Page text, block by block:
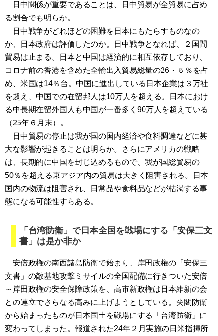
日中関係が重要であることは、日中貿易が全貿易に占め
る割合でも明らか。
日中戦争がどれほどの困難を日本にもたらすものなの
か、日本政府は評価したのか。日中戦争となれば、２国間
貿易は止まる。日本と中国は経済的に相互依存しており、
コロナ前の香港を含めた全輸出入貿易総量の26・５％を占
め、米国は14％台。中国に進出している日本企業は３万社
を超え、中国での在留邦人は10万人を超える。日本におけ
る中長期在留外国人も中国が一番多く90万人を超えている
（25年６月末）。
日中貿易の停止は我が国の国内経済や食料調達などに甚
大な影響が起きることは明らか。さらにアメリカの戦略
は、長期的に中国を封じ込めるもので、我が国総貿易の
50％を超える東アジア内の貿易は大きく阻害される。日本
国内の物流は阻害され、日常品や食料品などが枯渇する事
態になる可能性すらある。
「台湾防衛」で日本全国を戦場にする「安保三文
書」は是か非か
安倍政権の南西諸島防衛で始まり、岸田政権の「安保三
文書」の敵基地攻撃ミサイルの全国配備に行きついた安倍
～岸田政権の安全保障政策を、高市新政権は日本維新の会
との連立でさらなる高みに上げようとしている。尖閣防衛
から始まったものが日本国土を戦場にする「台湾防衛」に
変わってしまった。報道された24年２月実施の日米指揮所